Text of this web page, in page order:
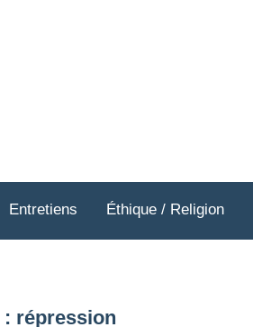
Entretiens Éthique / Religion
: répression